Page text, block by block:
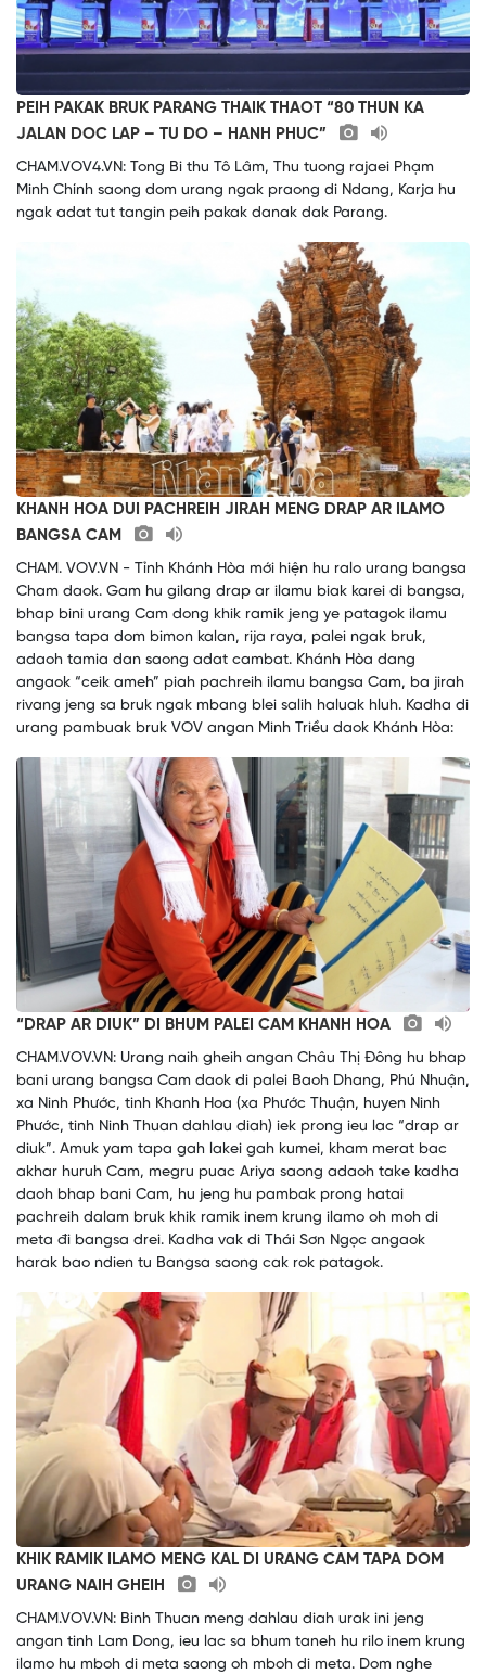
PEIH PAKAK BRUK PARANG THAIK THAOT “80 THUN KA
JALAN DOC LAP – TU DO – HANH PHUC”
CHAM.VOV4.VN: Tong Bi thu Tô Lâm, Thu tuong rajaei Phạm
Minh Chính saong dom urang ngak praong di Ndang, Karja hu
ngak adat tut tangin peih pakak danak dak Parang.
KHANH HOA DUI PACHREIH JIRAH MENG DRAP AR ILAMO
BANGSA CAM
CHAM. VOV.VN - Tỉnh Khánh Hòa mới hiện hu ralo urang bangsa
Cham daok. Gam hu gilang drap ar ilamu biak karei di bangsa,
bhap bini urang Cam dong khik ramik jeng ye patagok ilamu
bangsa tapa dom bimon kalan, rija raya, palei ngak bruk,
adaoh tamia dan saong adat cambat. Khánh Hòa dang
angaok “ceik ameh” piah pachreih ilamu bangsa Cam, ba jirah
rivang jeng sa bruk ngak mbang blei salih haluak hluh. Kadha di
urang pambuak bruk VOV angan Minh Triều daok Khánh Hòa:
“DRAP AR DIUK” DI BHUM PALEI CAM KHANH HOA
CHAM.VOV.VN: Urang naih gheih angan Châu Thị Đông hu bhap
bani urang bangsa Cam daok di palei Baoh Dhang, Phú Nhuận,
xa Ninh Phước, tinh Khanh Hoa (xa Phước Thuận, huyen Ninh
Phước, tinh Ninh Thuan dahlau diah) iek prong ieu lac “drap ar
diuk”. Amuk yam tapa gah lakei gah kumei, kham merat bac
akhar huruh Cam, megru puac Ariya saong adaoh take kadha
daoh bhap bani Cam, hu jeng hu pambak prong hatai
pachreih dalam bruk khik ramik inem krung ilamo oh moh di
meta đi bangsa drei. Kadha vak di Thái Sơn Ngọc angaok
harak bao ndien tu Bangsa saong cak rok patagok.
KHIK RAMIK ILAMO MENG KAL DI URANG CAM TAPA DOM
URANG NAIH GHEIH
CHAM.VOV.VN: Binh Thuan meng dahlau diah urak ini jeng
angan tinh Lam Dong, ieu lac sa bhum taneh hu rilo inem krung
ilamo hu mboh di meta saong oh mboh di meta. Dom nghe